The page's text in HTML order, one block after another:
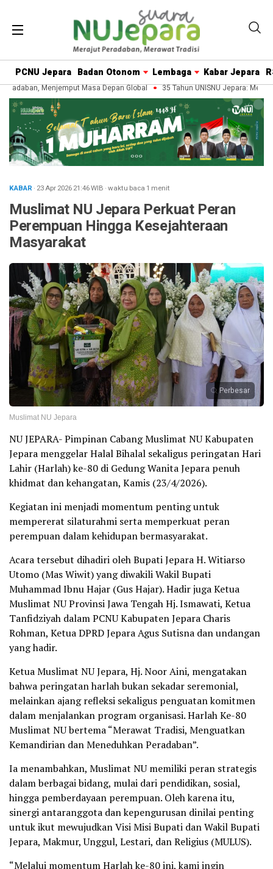
PCNU Jepara Badan Otonom Lembaga Kabar Jepara
Menjemput Masa Depan Global 35 Tahun UNISNU Jepara:
KABAR · 23 Apr 202621:46WIB ·waktu baca 1 menit
Muslimat NU Jepara Perkuat Peran
Perempuan Hingga Kesejahteraan
Masyarakat
Perbesar
Muslimat NU Jepara
NU JEPARA- Pimpinan Cabang Muslimat NU Kabupaten
Jepara menggelar Halal Bihalal sekaligus peringatan Hari
Lahir (Harlah) ke-80 di Gedung Wanita Jepara penuh
khidmat dan kehangatan, Kamis (23/4/2026).
Kegiatan ini menjadi momentum penting untuk
mempererat silaturahmi serta memperkuat peran
perempuan dalam kehidupan bermasyarakat.
Acara tersebut dihadiri oleh Bupati Jepara H. Witiarso
Utomo (Mas Wiwit) yang diwakili Wakil Bupati
Muhammad Ibnu Hajar (Gus Hajar). Hadir juga Ketua
Muslimat NU Provinsi Jawa Tengah Hj. Ismawati, Ketua
Tanfidziyah dalam PCNU Kabupaten Jepara Charis
Rohman, Ketua DPRD Jepara Agus Sutisna dan undangan
yang hadir.
Ketua Muslimat NU Jepara, Hj. Noor Aini, mengatakan
bahwa peringatan harlah bukan sekadar seremonial,
melainkan ajang refleksi sekaligus penguatan komitmen
dalam menjalankan program organisasi. Harlah Ke-80
Muslimat NU bertema “Merawat Tradisi, Menguatkan
Kemandirian dan Meneduhkan Peradaban”.
Ia menambahkan, Muslimat NU memiliki peran strategis
dalam berbagai bidang, mulai dari pendidikan, sosial,
hingga pemberdayaan perempuan. Oleh karena itu,
sinergi antaranggota dan kepengurusan dinilai penting
untuk ikut mewujudkan Visi Misi Bupati dan Wakil Bupati
Jepara, Makmur, Unggul, Lestari, dan Religius (MULUS).
“Melalui momentum Harlah ke-80 ini, kami ingin